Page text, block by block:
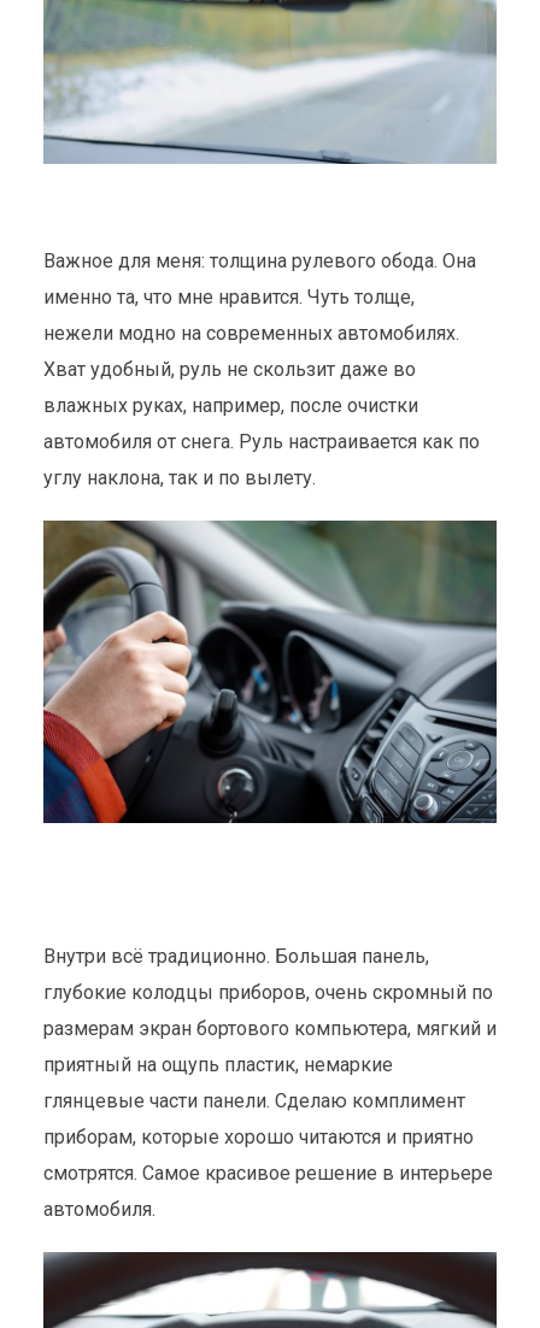
Важное для меня: толщина рулевого обода. Она
именно та, что мне нравится. Чуть толще,
нежели модно на современных автомобилях.
Хват удобный, руль не скользит даже во
влажных руках, например, после очистки
автомобиля от снега. Руль настраивается как по
углу наклона, так и по вылету.
Внутри всё традиционно. Большая панель,
глубокие колодцы приборов, очень скромный по
размерам экран бортового компьютера, мягкий и
приятный на ощупь пластик, немаркие
глянцевые части панели. Сделаю комплимент
приборам, которые хорошо читаются и приятно
смотрятся. Самое красивое решение в интерьере
автомобиля.